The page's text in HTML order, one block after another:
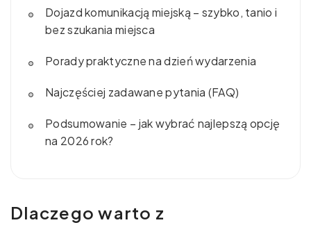
Dojazd komunikacją miejską – szybko, tanio i
bez szukania miejsca
Porady praktyczne na dzień wydarzenia
Najczęściej zadawane pytania (FAQ)
Podsumowanie – jak wybrać najlepszą opcję
na 2026 rok?
Dlaczego warto z